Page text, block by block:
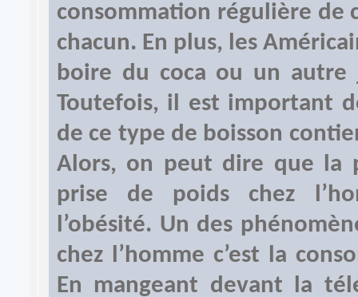
consommation régulière de
chacun. En plus, les
boire du coca ou un autre
Toutefois, il est important
de ce type de boisson
Alors, on peut dire que la
prise de poids chez
l’obésité. Un des
chez l’homme c’est la
En mangeant devant la